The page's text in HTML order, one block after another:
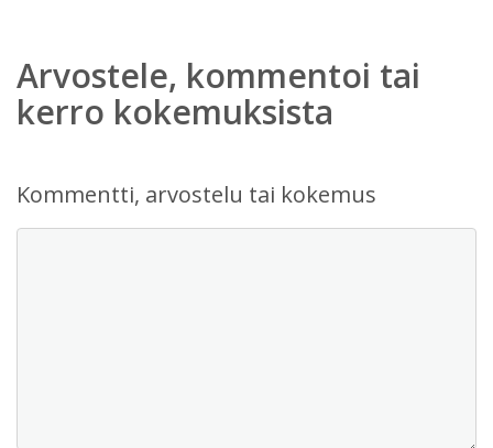
Arvostele, kommentoi tai
kerro kokemuksista
Kommentti, arvostelu tai kokemus